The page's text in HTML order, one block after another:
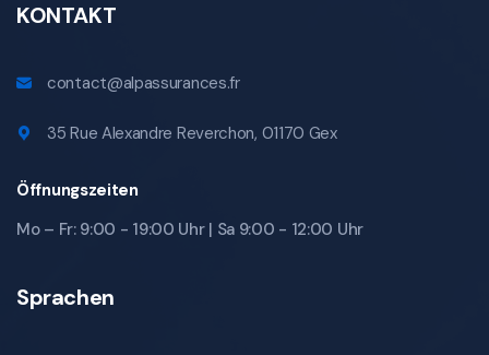
KONTAKT
contact@alpassurances.fr
35 Rue Alexandre Reverchon, 01170 Gex
Öffnungszeiten
Mo – Fr: 9:00 - 19:00 Uhr | Sa 9:00 - 12:00 Uhr
Sprachen